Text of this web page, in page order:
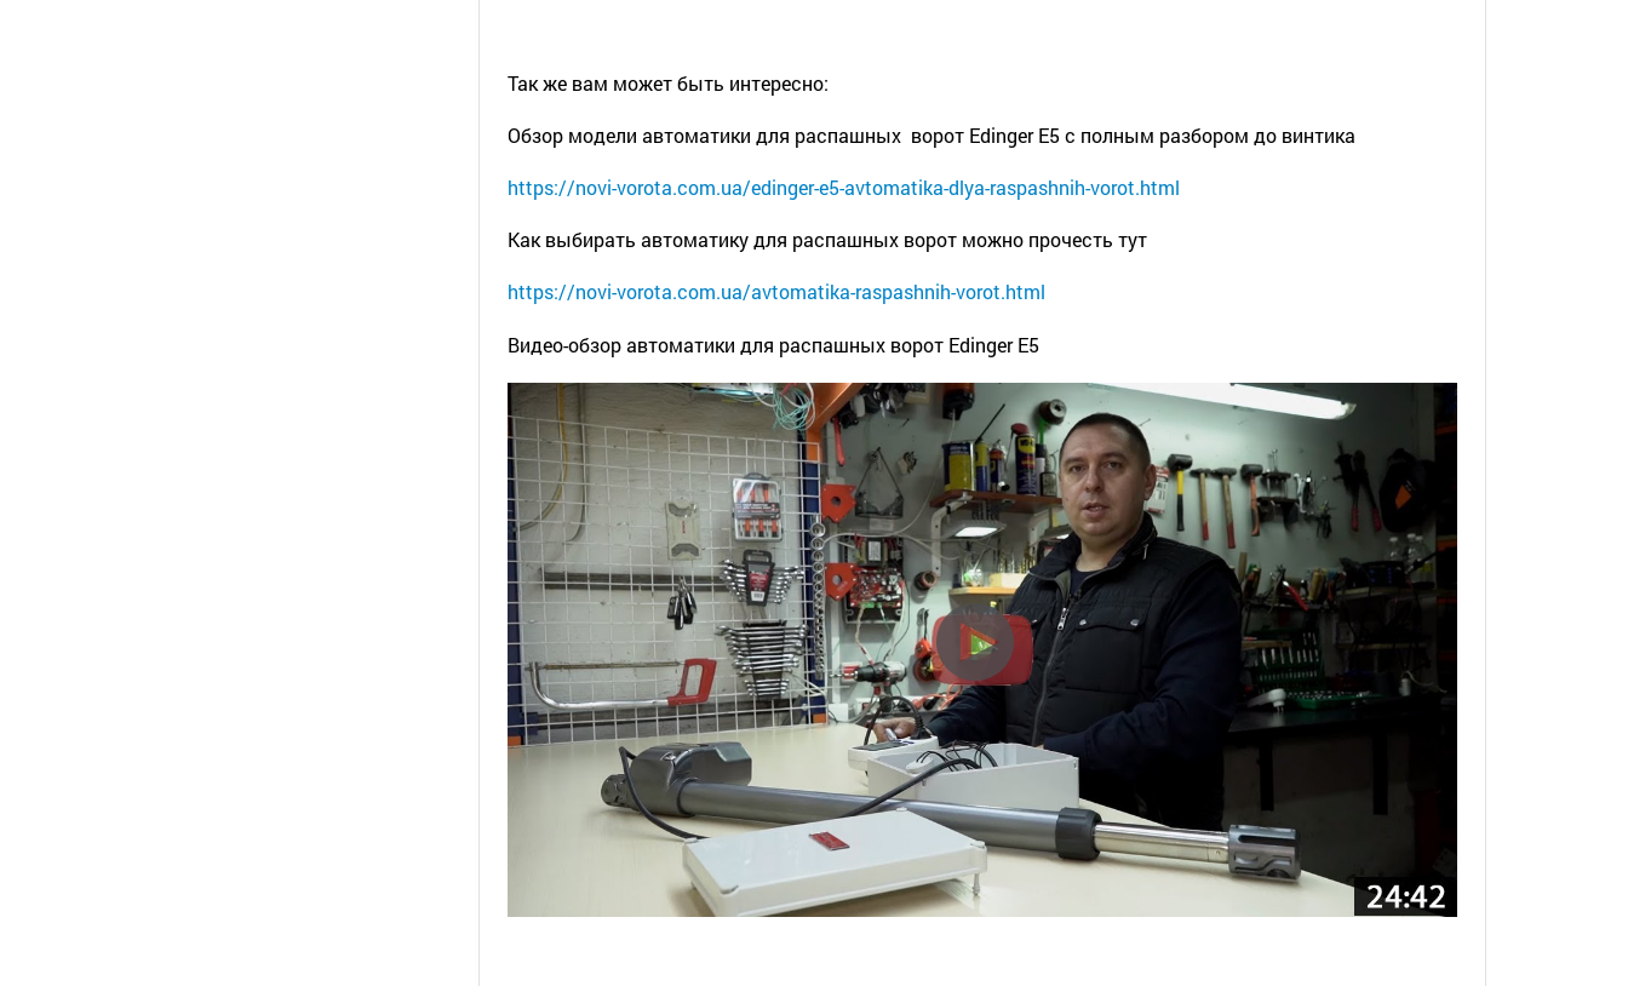
Так же вам может быть интересно:
Обзор модели автоматики для распашных ворот Edinger E5 с полным разбором до винтика
https://novi-vorota.com.ua/edinger-e5-avtomatika-dlya-raspashnih-vorot.html
Как выбирать автоматику для распашных ворот можно прочесть тут
https://novi-vorota.com.ua/avtomatika-raspashnih-vorot.html
Видео-обзор автоматики для распашных ворот Edinger E5